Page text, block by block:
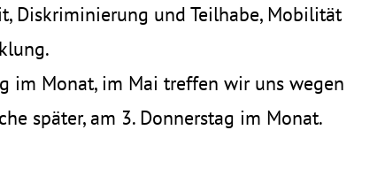
Diskriminierung und Teilhabe, Mobilität
im Monat, im Mai treffen wir uns wegen
später, am 3. Donnerstag im Monat.